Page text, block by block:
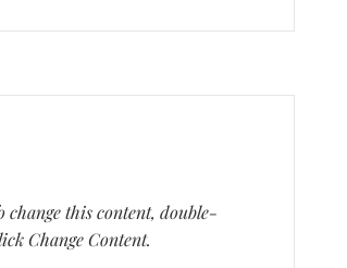
change this content, double-
Change Content.